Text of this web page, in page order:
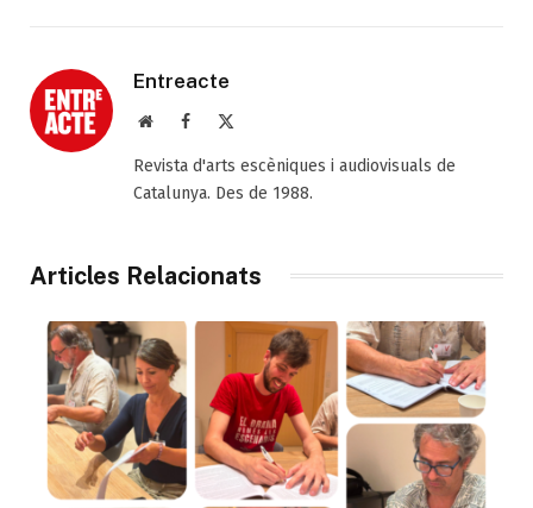
Entreacte
Web Facebook
Revista d'arts escèniques i audiovisuals de
Catalunya. Des de 1988.
Articles Relacionats